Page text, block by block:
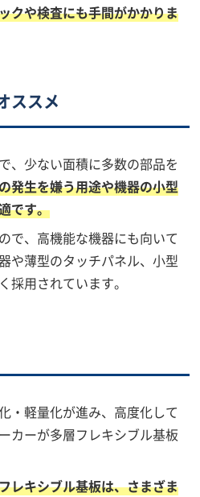
クや検査にも手間がかかりま
ススメ
、少ない面積に多数の部品を
発生を嫌う用途や機器の小型
です。
で、高機能な機器にも向いて
や薄型のタッチパネル、小型
採用されています。
・軽量化が進み、高度化して
カーが多層フレキシブル基板
レキシブル基板は、さまざま